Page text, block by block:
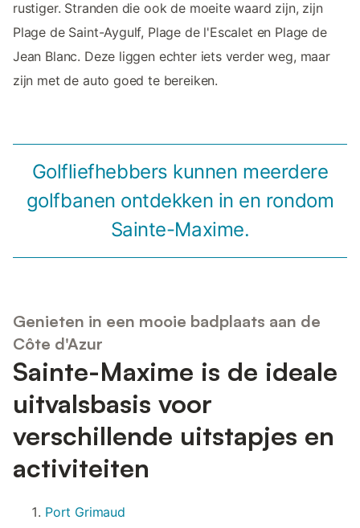
rustiger. Stranden die ook de moeite waard zijn, zijn
Plage de Saint-Aygulf, Plage de l'Escalet en Plage de
Jean Blanc. Deze liggen echter iets verder weg, maar
zijn met de auto goed te bereiken.
Golfliefhebbers kunnen meerdere
golfbanen ontdekken in en rondom
Sainte-Maxime.
Genieten in een mooie badplaats aan de
Côte d'Azur
Sainte-Maxime is de ideale
uitvalsbasis voor
verschillende uitstapjes en
activiteiten
Port Grimaud